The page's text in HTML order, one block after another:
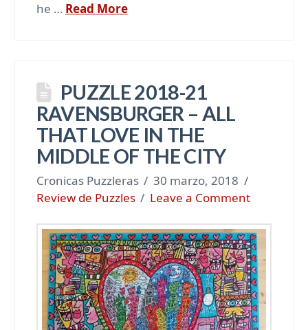
he … Read More
PUZZLE 2018-21
RAVENSBURGER – ALL
THAT LOVE IN THE
MIDDLE OF THE CITY
Cronicas Puzzleras
30 marzo, 2018
Review de Puzzles
Leave a Comment